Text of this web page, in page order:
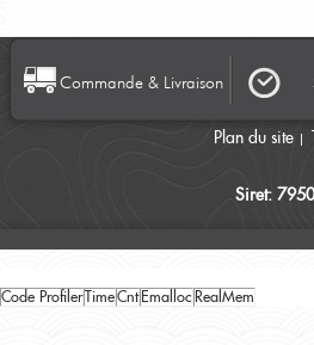
Commande & Livraison
Plan du site
Siret:
Code Profiler TimeCnt Emalloc RealMem